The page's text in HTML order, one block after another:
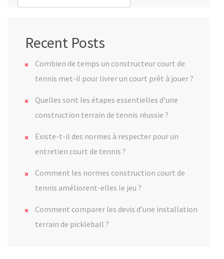
Recent Posts
Combien de temps un constructeur court de
tennis met-il pour livrer un court prêt à jouer ?
Quelles sont les étapes essentielles d’une
construction terrain de tennis réussie ?
Existe-t-il des normes à respecter pour un
entretien court de tennis ?
Comment les normes construction court de
tennis améliorent-elles le jeu ?
Comment comparer les devis d’une installation
terrain de pickleball ?